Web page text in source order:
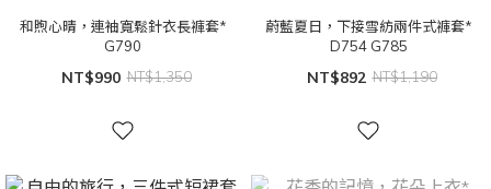
和煦心晴，連袖寬鬆針衣長褲套*
G790
NT$990 NT$1,350
蔚藍夏日，下接雪紡兩件式褲套*
D754 G785
NT$892 NT$1,190